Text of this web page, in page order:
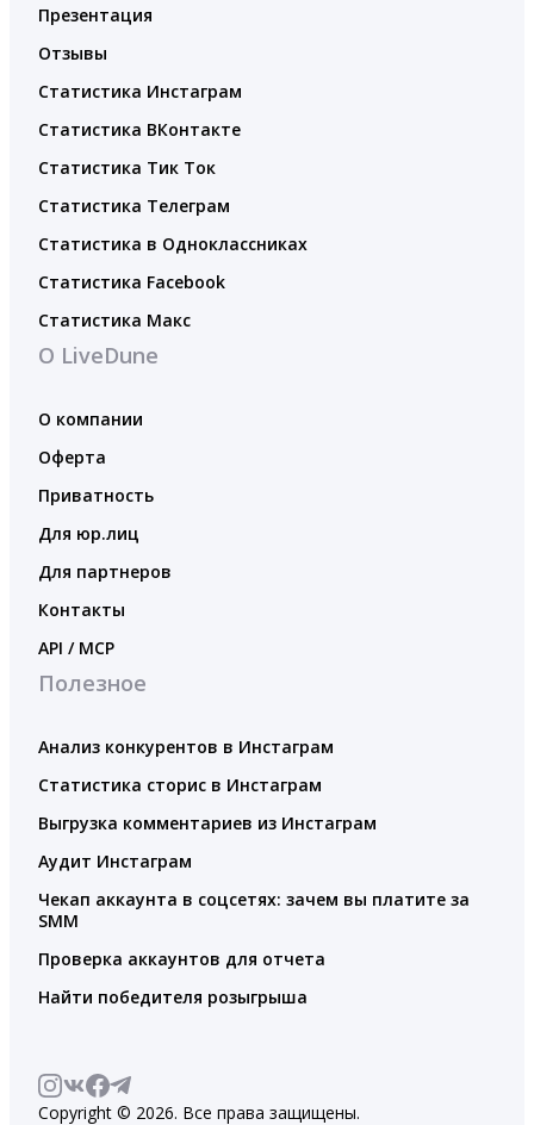
Презентация
Отзывы
Статистика Инстаграм
Статистика ВКонтакте
Статистика Тик Ток
Статистика Телеграм
Статистика в Одноклассниках
Статистика Facebook
Статистика Макс
О LiveDune
О компании
Оферта
Приватность
Для юр.лиц
Для партнеров
Контакты
API / MCP
Полезное
Анализ конкурентов в Инстаграм
Статистика сторис в Инстаграм
Выгрузка комментариев из Инстаграм
Аудит Инстаграм
Чекап аккаунта в соцсетях: зачем вы платите за
SMM
Проверка аккаунтов для отчета
Найти победителя розыгрыша
Copyright © 2026. Все права защищены.